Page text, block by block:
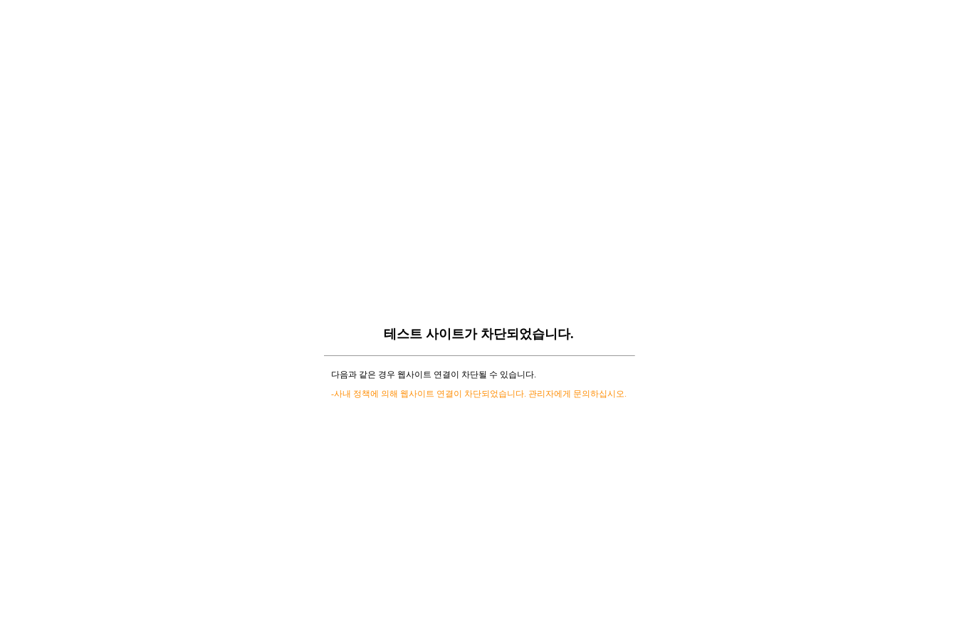
테스트 사이트가 차단되었습니다.
다음과 같은 경우 웹사이트 연결이 차단될 수 있습니다.
-사내 정책에 의해 웹사이트 연결이 차단되었습니다. 관리자에게 문의하십시오.